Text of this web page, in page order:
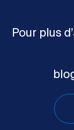
Pour plus